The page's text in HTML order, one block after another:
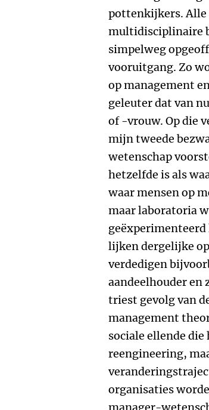
pottenkijkers. Alle
multidisciplinaire
simpelweg
vooruitgang. Zo
op management
geleuter dat van
of -vrouw. Op die
mijn tweede
wetenschap
hetzelfde is als
waar mensen op
maar laboratoria
geëxperimenteerd
lijken dergelijke
verdedigen
aandeelhouder en
triest gevolg van
management
sociale ellende
reengineering,
organisaties